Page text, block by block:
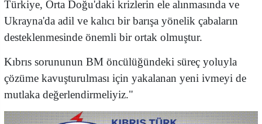
​Türkiye, Orta Doğu'daki krizlerin ele alınmasında ve
Ukrayna'da adil ve kalıcı bir barışa yönelik çabaların
desteklenmesinde önemli bir ortak olmuştur.
​Kıbrıs sorununun BM öncülüğündeki süreç yoluyla
çözüme kavuşturulması için yakalanan yeni ivmeyi de
mutlaka değerlendirmeliyiz."